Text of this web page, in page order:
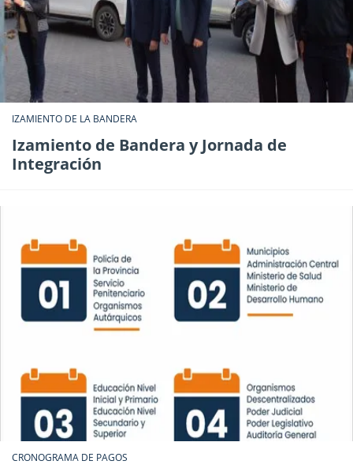
IZAMIENTO DE LA BANDERA
Izamiento de Bandera y Jornada de
Integración
CRONOGRAMA DE PAGOS